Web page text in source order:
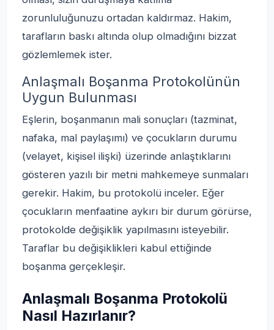
zorunluluğunuzu ortadan kaldırmaz. Hakim,
tarafların baskı altında olup olmadığını bizzat
gözlemlemek ister.
Anlaşmalı Boşanma Protokolünün
Uygun Bulunması
Eşlerin, boşanmanın mali sonuçları (tazminat,
nafaka, mal paylaşımı) ve çocukların durumu
(velayet, kişisel ilişki) üzerinde anlaştıklarını
gösteren yazılı bir metni mahkemeye sunmaları
gerekir. Hakim, bu protokolü inceler. Eğer
çocukların menfaatine aykırı bir durum görürse,
protokolde değişiklik yapılmasını isteyebilir.
Taraflar bu değişiklikleri kabul ettiğinde
boşanma gerçekleşir.
Anlaşmalı Boşanma Protokolü
Nasıl Hazırlanır?